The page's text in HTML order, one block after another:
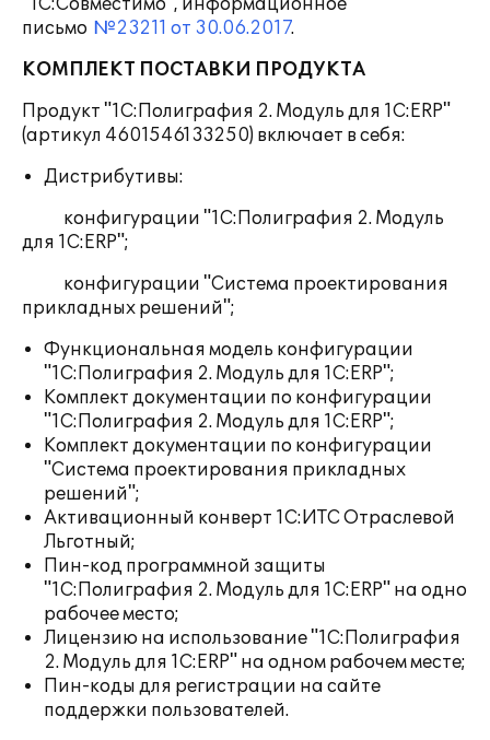
"1С:Совместимо", информационное
письмо №23211 от 30.06.2017.
КОМПЛЕКТ ПОСТАВКИ ПРОДУКТА
Продукт "1С:Полиграфия 2. Модуль для 1С:ERP"
(артикул 4601546133250) включает в себя:
Дистрибутивы:
конфигурации "1С:Полиграфия 2. Модуль
для 1С:ERP";
конфигурации "Система проектирования
прикладных решений";
Функциональная модель конфигурации
"1С:Полиграфия 2. Модуль для 1С:ERP";
Комплект документации по конфигурации
"1С:Полиграфия 2. Модуль для 1С:ERP";
Комплект документации по конфигурации
"Система проектирования прикладных
решений";
Активационный конверт 1С:ИТС Отраслевой
Льготный;
Пин-код программной защиты
"1С:Полиграфия 2. Модуль для 1С:ERP" на одно
рабочее место;
Лицензию на использование "1С:Полиграфия
2. Модуль для 1С:ERP" на одном рабочем месте;
Пин-коды для регистрации на сайте
поддержки пользователей.